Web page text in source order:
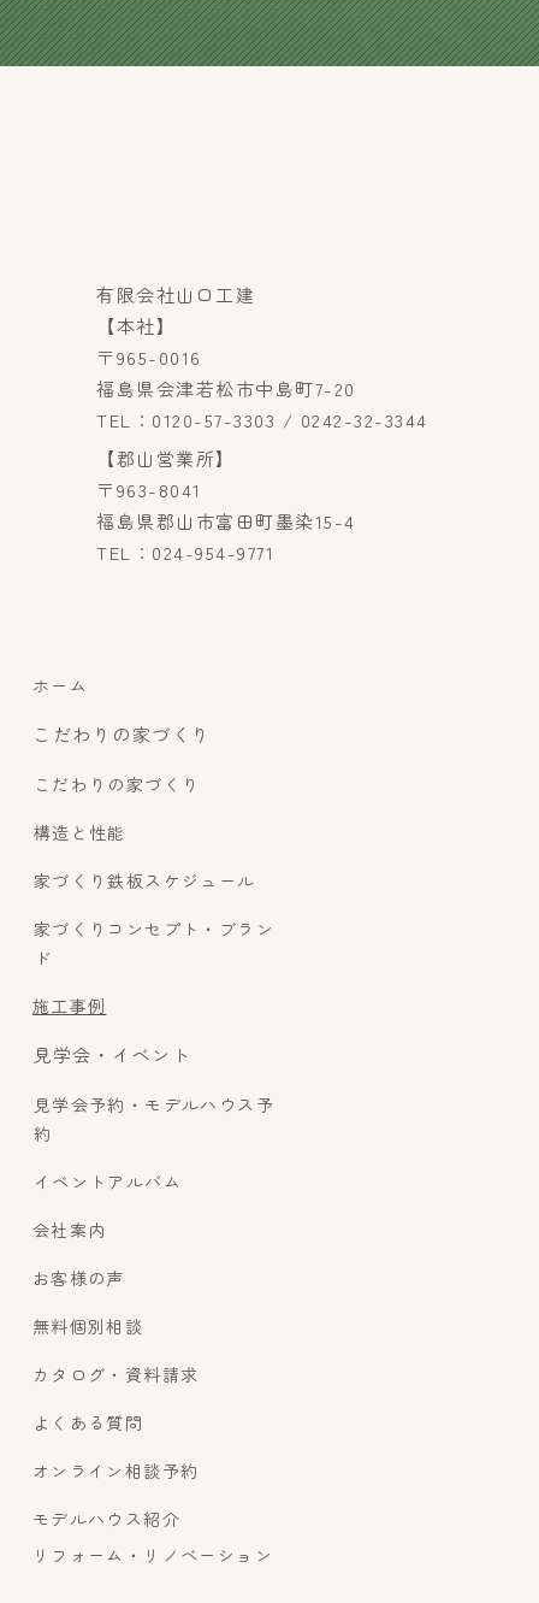
有限会社山口工建
【本社】
〒965-0016
福島県会津若松市中島町7-20
TEL：0120-57-3303 / 0242-32-3344
【郡山営業所】
〒963-8041
福島県郡山市富田町墨染15-4
TEL：024-954-9771
ホーム
こだわりの家づくり
こだわりの家づくり
構造と性能
家づくり鉄板スケジュール
家づくりコンセプト・ブラン
ド
施工事例
見学会・イベント
見学会予約・モデルハウス予
約
イベントアルバム
会社案内
無料個別相談
カタログ・資料請求
お客様の声
よくある質問
オンライン相談予約
モデルハウス紹介
リフォーム・リノベーション